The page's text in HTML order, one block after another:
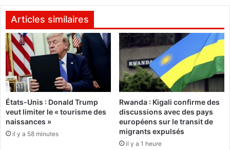
s
e
1
0
k
m
d
e
O
u
a
a
r
e
:
L
a
d
f
e
n
s
Articles similaires
États-Unis : Donald Trump
veut limiter le « tourisme des
naissances »
il y a 58 minutes
Rwanda : Kigali confirme des
discussions avec des pays
européens sur le transit de
migrants expulsés
il y a 1 heure